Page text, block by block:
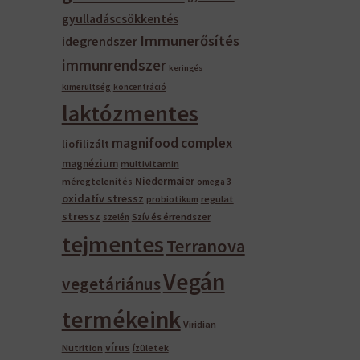
gyulladáscsökkentés
idegrendszer Immunerősítés
immunrendszer keringés
kimerültség koncentráció
laktózmentes
liofilizált magnifood complex
magnézium multivitamin
méregtelenítés Niedermaier omega 3
oxidatív stressz probiotikum regulat
stressz szelén Szív és érrendszer
tejmentesTerranova
vegetáriánusVegán
termékeink Viridian
Nutrition vírus ízületek